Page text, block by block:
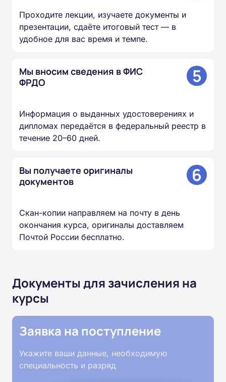
Проходите лекции, изучаете документы и
презентации, сдаёте итоговый тест — в
удобное для вас время и темпе.
Мы вносим сведения в ФИС
ФРДО
5
Информация о выданных удостоверениях и
дипломах передаётся в федеральный реестр в
течение 20–60 дней.
Вы получаете оригиналы
документов
6
Скан-копии направляем на почту в день
окончания курса, оригиналы доставляем
Почтой России бесплатно.
Документы для зачисления на
курсы
Заявка на поступление
Укажите ваши данные, необходимую
специальность и разряд